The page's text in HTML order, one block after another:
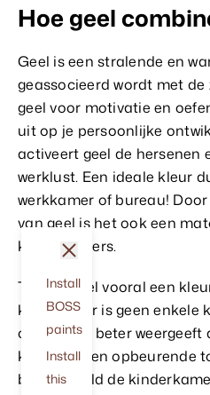
Hoe geel
Geel is een stralende en
geassocieerd wordt met
geel voor motivatie en
uit op je persoonlijke
activeert geel de hersenen
werklust. Een ideale kleur
werkkamer of bureau!
van geel is het ook een
kinderkamers.
Toch is geel vooral een
karakter. Er is geen enkele
optimisme beter weergeeft
kleur om een opbeurende
bijvoorbeeld de
Install
BOSS
paints
Install
this
sluit